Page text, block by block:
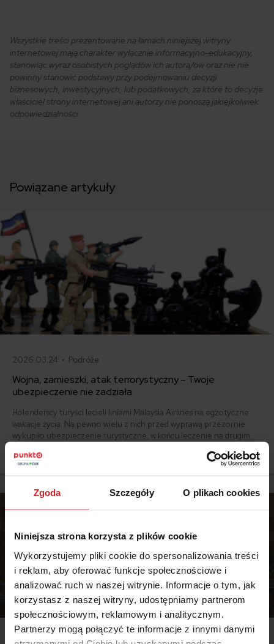
Zgoda Szczegóły O plikach cookies
Niniejsza strona korzysta z plików cookie
Wykorzystujemy pliki cookie do spersonalizowania treści
i reklam, aby oferować funkcje społecznościowe i
analizować ruch w naszej witrynie. Informacje o tym, jak
korzystasz z naszej witryny, udostępniamy partnerom
społecznościowym, reklamowym i analitycznym.
Partnerzy mogą połączyć te informacje z innymi danymi
Wszystkie treści prezentowane na łamach niniejszej witryny
internetowej mają charakter wyłącznie informacyjno-edukacyjny,
stanowiąc wyraz osobistych poglądów ich autora/ów oraz nie nie
powinny stanowić podstawy przy podejmowaniu decyzji
biznesowych, inwestycyjnych, lub podatkowych, za które to decyzje
właściciel strony internetowej ani autorzy nie ponoszą jakiejkolwiek
odpowiedzialności.
Powiązane artykuły
2026.03.24 • Podróże
Wojna, zamieszki, atak terrorystyczny – Twoje
ubezpieczenie nie zadziała
Holenderscy turyści lecieli liniami Malaysia Airlines na egzotyczne
wakacje życia. Na pewno wielu z nich przed wyprawą przezornie
wykupiło ubezpieczenie turystyczne, w końcu leczenie na drugim
osób nie zobaczy już bliźniaczych wież Petronas Towers w Kuala
Czytaj więcej